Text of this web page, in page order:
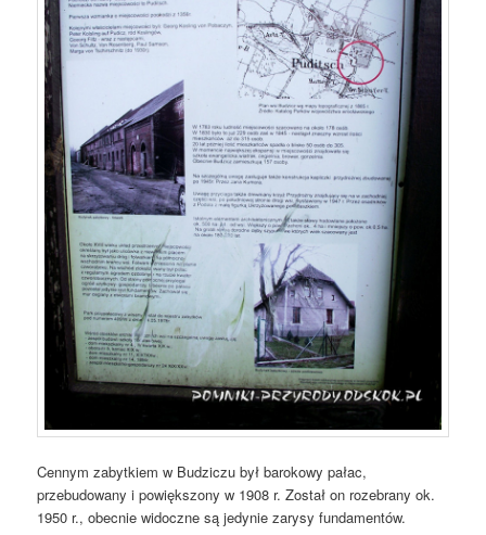
Cennym zabytkiem w Budziczu był barokowy pałac,
przebudowany i powiększony w 1908 r. Został on rozebrany ok.
1950 r., obecnie widoczne są jedynie zarysy fundamentów.